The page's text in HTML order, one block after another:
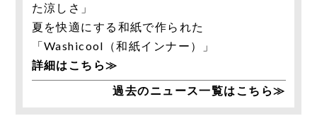
た涼しさ」
夏を快適にする和紙で作られた
「Washicool（和紙インナー）」
詳細はこちら≫
過去のニュース一覧はこちら≫